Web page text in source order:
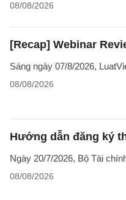
08/08/2026
[Recap] Webinar
Sáng ngày 07/8/2026,
08/08/2026
Hướng dẫn đăng ký
Ngày 20/7/2026, Bộ Tài
08/08/2026